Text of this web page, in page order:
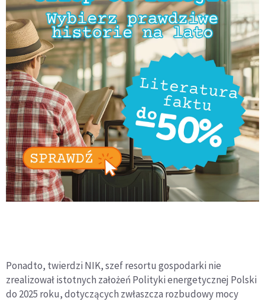
Ponadto, twierdzi NIK, szef resortu gospodarki nie
zrealizował istotnych założeń Polityki energetycznej Polski
do 2025 roku, dotyczących zwłaszcza rozbudowy mocy